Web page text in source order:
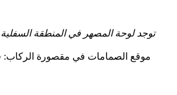
توجد لوحة المصهر في المنطقة